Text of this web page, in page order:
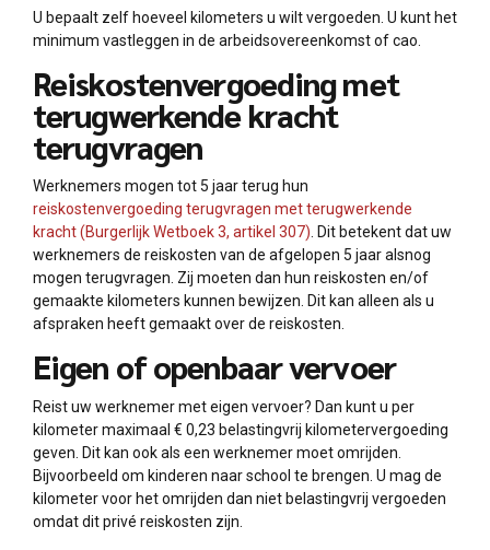
U bepaalt zelf hoeveel kilometers u wilt vergoeden. U kunt het
minimum vastleggen in de arbeidsovereenkomst of cao.
Reiskostenvergoeding met
terugwerkende kracht
terugvragen
Werknemers mogen tot 5 jaar terug hun
reiskostenvergoeding terugvragen met terugwerkende
kracht (Burgerlijk Wetboek 3, artikel 307). Dit betekent dat uw
werknemers de reiskosten van de afgelopen 5 jaar alsnog
mogen terugvragen. Zij moeten dan hun reiskosten en/of
gemaakte kilometers kunnen bewijzen. Dit kan alleen als u
afspraken heeft gemaakt over de reiskosten.
Eigen of openbaar vervoer
Reist uw werknemer met eigen vervoer? Dan kunt u per
kilometer maximaal € 0,23 belastingvrij kilometervergoeding
geven. Dit kan ook als een werknemer moet omrijden.
Bijvoorbeeld om kinderen naar school te brengen. U mag de
kilometer voor het omrijden dan niet belastingvrij vergoeden
omdat dit privé reiskosten zijn.